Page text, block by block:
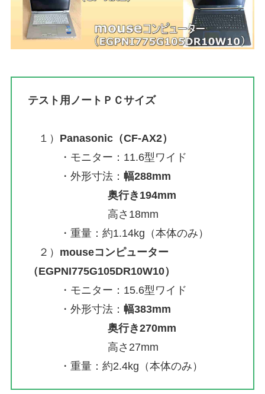
テスト用ノートＰＣサイズ
１） Panasonic（CF-AX2）
・モニター：11.6型ワイド
・外形寸法： 幅288mm
奥行き194mm
高さ18mm
・重量：約1.14kg（本体のみ）
２） mouseコンピューター
（EGPNI775G105DR10W10）
・モニター：15.6型ワイド
・外形寸法： 幅383mm
奥行き270mm
高さ27mm
・重量：約2.4kg（本体のみ）